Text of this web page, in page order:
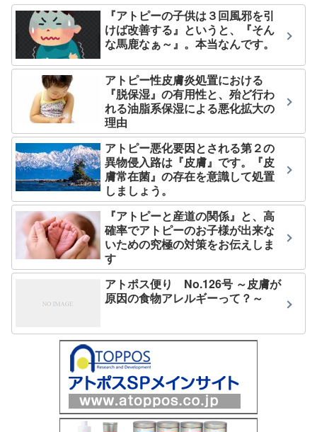
『アトピーの子供は３回風邪を引
けば改善する』というと、『そん
な馬鹿なぁ～』。本当なんです。
アトピー性皮膚炎処置における
『脱保湿』の有用性と、殆ど行わ
れる油脂系保湿による悪化拡大の
理由
アトピー悪化要因とされる第２の
異物侵入路は『皮膚』です。『皮
膚常在菌』の存在を意識して処置
しましょう。
『アトピーと産道の関係』と、高
確率でアトピーのお子様が出来な
いための究極の対策をお伝えしま
す
アトポス便り No.126号 ～皮膚が
原因の食物アレルギーって？～